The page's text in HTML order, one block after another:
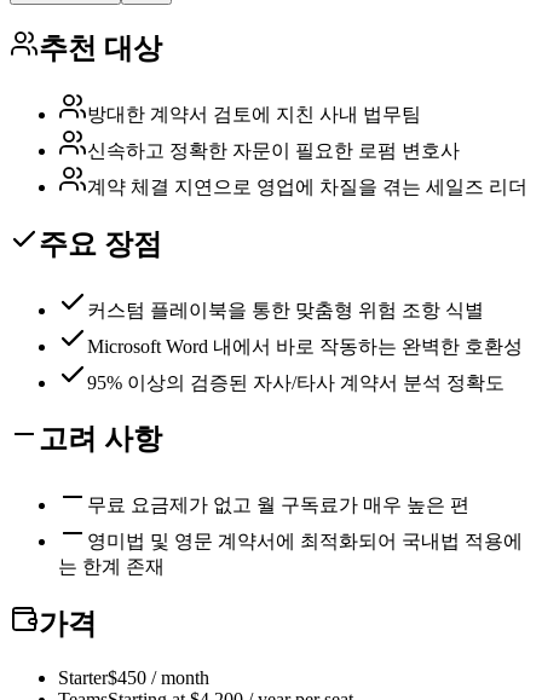
추천 대상
방대한 계약서 검토에 지친 사내 법무팀
신속하고 정확한 자문이 필요한 로펌 변호사
계약 체결 지연으로 영업에 차질을 겪는 세일즈 리더
주요 장점
커스텀 플레이북을 통한 맞춤형 위험 조항 식별
Microsoft Word 내에서 바로 작동하는 완벽한 호환성
95% 이상의 검증된 자사/타사 계약서 분석 정확도
고려 사항
무료 요금제가 없고 월 구독료가 매우 높은 편
영미법 및 영문 계약서에 최적화되어 국내법 적용에
는 한계 존재
가격
Starter$450 / month